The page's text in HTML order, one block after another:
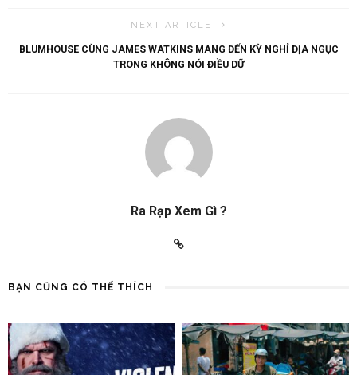
NEXT ARTICLE
BLUMHOUSE CÙNG JAMES WATKINS MANG ĐẾN KỲ NGHỈ ĐỊA NGỤC
TRONG KHÔNG NÓI ĐIỀU DỮ
Ra Rạp Xem Gì ?
BẠN CŨNG CÓ THỂ THÍCH